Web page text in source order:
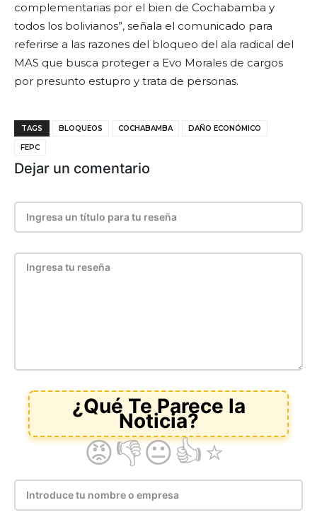
complementarias por el bien de Cochabamba y
todos los bolivianos”, señala el comunicado para
referirse a las razones del bloqueo del ala radical del
MAS que busca proteger a Evo Morales de cargos
por presunto estupro y trata de personas.
TAGS BLOQUEOS COCHABAMBA DAÑO ECONÓMICO
FEPC
Dejar un comentario